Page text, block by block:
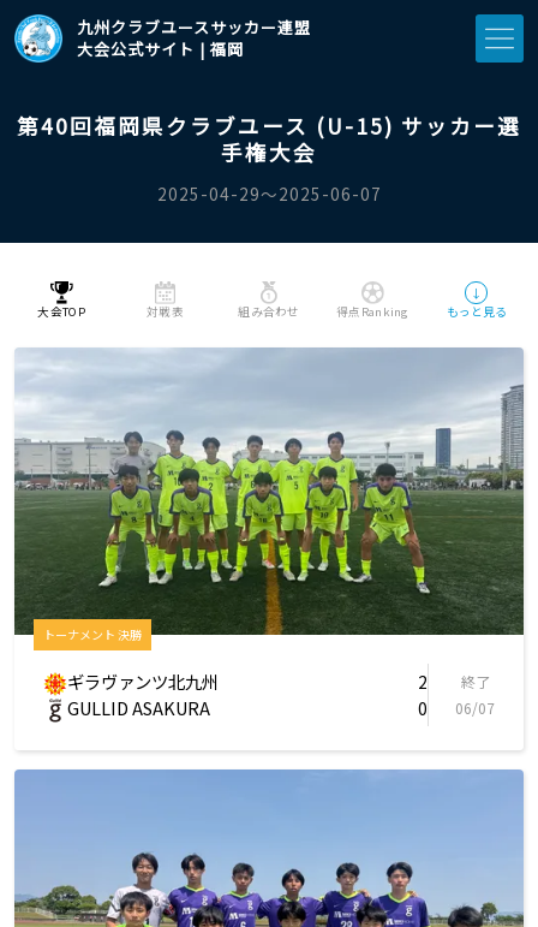
九州クラブユースサッカー連盟
大会公式サイト | 福岡
第40回福岡県クラブユース (U-15) サッカー選
手権大会
2025-04-29〜2025-06-07
大会TOP 対戦表 組み合わせ 得点Ranking
↓
もっと見る
トーナメント 決勝
ギラヴァンツ北九州 2
GULLID ASAKURA 0
終了
06/07